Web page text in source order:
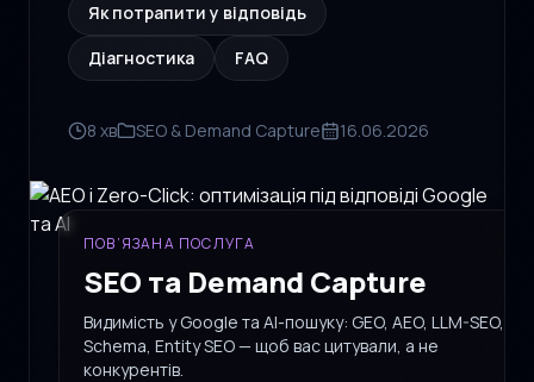
Як потрапити у відповідь
Діагностика
FAQ
8 хв SEO & Demand Capture 16.06.2026
ПОВ’ЯЗАНА ПОСЛУГА
SEO та Demand Capture
Видимість у Google та AI-пошуку: GEO, AEO, LLM-SEO,
Schema, Entity SEO — щоб вас цитували, а не
конкурентів.